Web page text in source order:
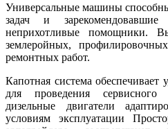
Универсальные машины
задач и
неприхотливые помощники.
землеройных,
ремонтных работ.
Капотная система
для проведения
дизельные двигатели
условиям эксплуатации